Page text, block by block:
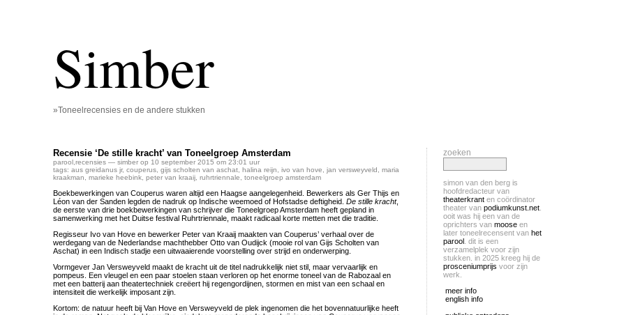
Simber
»Toneelrecensies en de andere stukken
Recensie ‘De stille kracht’ van Toneelgroep Amsterdam
parool recensies — simber op 10 september 2015 om 23:01 uur
tags: aus greidanus jr, couperus gijs scholten van aschat halina reijn ivo van hove jan versweyveld
maria
kraakman
marieke heebink peter van kraaij ruhrtriennale toneelgroep amsterdam
Boekbewerkingen van Couperus waren altijd een Haagse aangelegenheid. Bewerkers als Ger Thijs en
Léon van der Sanden legden de nadruk op Indische weemoed of Hofstadse deftigheid. De stille kracht,
de eerste van drie boekbewerkingen van schrijver die Toneelgroep Amsterdam heeft gepland in
samenwerking met het Duitse festival Ruhrtriennale, maakt radicaal korte metten met die traditie.
Regisseur Ivo van Hove en bewerker Peter van Kraaij maakten van Couperus’ verhaal over de
werdegang van de Nederlandse machthebber Otto van Oudijck (mooie rol van Gijs Scholten van
Aschat) in een Indisch stadje een uitwaaierende voorstelling over strijd en onderwerping.
Vormgever Jan Versweyveld maakt de kracht uit de titel nadrukkelijk niet stil, maar vervaarlijk en
pompeus. Een vleugel en een paar stoelen staan verloren op het enorme toneel van de Rabozaal en
met een batterij aan theatertechniek creëert hij regengordijnen, stormen en mist van een schaal en
intensiteit die werkelijk imposant zijn.
Kortom: de natuur heeft bij Van Hove en Versweyveld de plek ingenomen die het bovennatuurlijke heeft
zoeken
simon van den berg is
hoofdredacteur van
theaterkrant en coördinator
theater van podiumkunst.net
ooit was hij een van de
oprichters van moose en
later toneelrecensent van het
parool . dit is een
verzamelplek voor zijn
stukken. in 2025 kreeg hij de
prosceniumprijs voor zijn
werk.
meer info
english info